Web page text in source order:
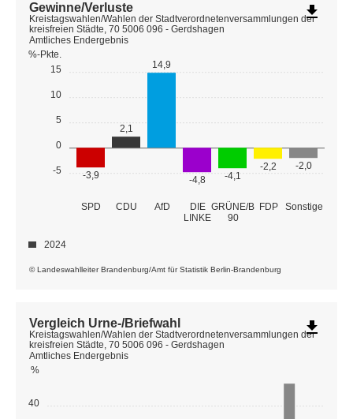
-5
0
5
10
15
%-Pkte.
SPD CDU AfD
DIE
LINKE
GRÜNE/B
90
FDP Sonstige
-3,9
2,1
14,9
-4,8 -4,1
-2,2 -2,0
© Landeswahlleiter Brandenburg/Amt für Statistik Berlin-Brandenburg
Gewinne/Verluste
Kreistagswahlen/Wahlen der Stadtverordnetenversammlungen der
kreisfreien Städte, 70 5006 096 - Gerdshagen
Amtliches Endergebnis
2024
file_download
40
%
Vergleich Urne-/Briefwahl
Kreistagswahlen/Wahlen der Stadtverordnetenversammlungen der
kreisfreien Städte, 70 5006 096 - Gerdshagen
Amtliches Endergebnis
file_download